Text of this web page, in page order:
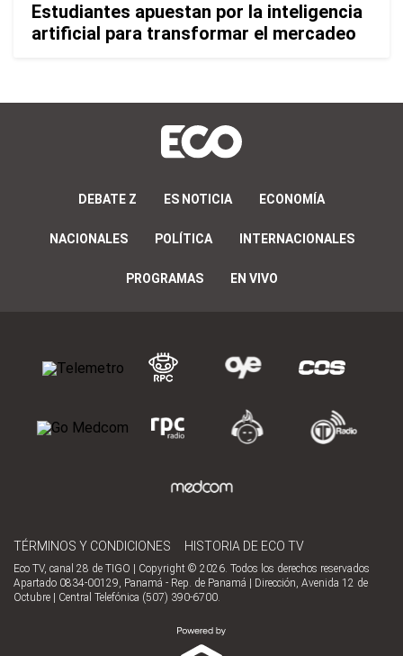
Estudiantes apuestan por la inteligencia
artificial para transformar el mercadeo
DEBATE Z ES NOTICIA ECONOMÍA
NACIONALES POLÍTICA INTERNACIONALES
PROGRAMAS EN VIVO
TÉRMINOS Y CONDICIONES HISTORIA DE ECO TV
Eco TV, canal 28 de TIGO | Copyright © 2026. Todos los derechos reservados
Apartado 0834-00129, Panamá - Rep. de Panamá | Dirección, Avenida 12 de
Octubre | Central Telefónica (507) 390-6700.